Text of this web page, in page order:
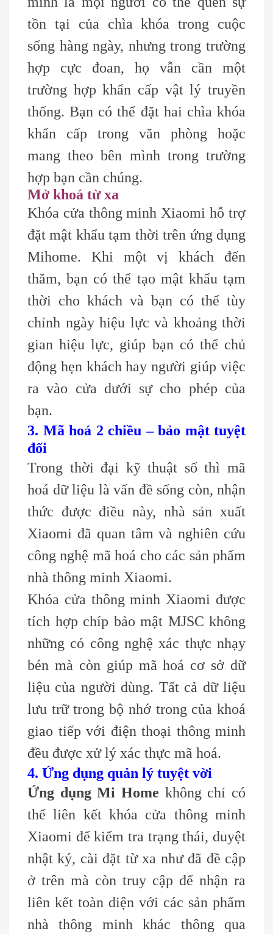
tồn tại của chìa khóa trong cuộc
sống hàng ngày, nhưng trong trường
hợp cực đoan, họ vẫn cần một
trường hợp khẩn cấp vật lý truyền
thống. Bạn có thể đặt hai chìa khóa
khẩn cấp trong văn phòng hoặc
mang theo bên mình trong trường
hợp bạn cần chúng.
Mở khoá từ xa
Khóa cửa thông minh Xiaomi hỗ trợ
đặt mật khẩu tạm thời trên ứng dụng
Mihome. Khi một vị khách đến
thăm, bạn có thể tạo mật khẩu tạm
thời cho khách và bạn có thể tùy
chỉnh ngày hiệu lực và khoảng thời
gian hiệu lực, giúp bạn có thể chủ
động hẹn khách hay người giúp việc
ra vào cửa dưới sự cho phép của
bạn.
3. Mã hoá 2 chiều – bảo mật tuyệt
đối
Trong thời đại kỹ thuật số thì mã
hoá dữ liệu là vấn đề sống còn, nhận
thức được điều này, nhà sản xuất
Xiaomi đã quan tâm và nghiên cứu
công nghệ mã hoá cho các sản phẩm
nhà thông minh Xiaomi.
Khóa cửa thông minh Xiaomi được
tích hợp chíp bảo mật MJSC không
những có công nghệ xác thực nhạy
bén mà còn giúp mã hoá cơ sở dữ
liệu của người dùng. Tất cả dữ liệu
lưu trữ trong bộ nhớ trong của khoá
giao tiếp với điện thoại thông minh
đều được xử lý xác thực mã hoá.
4. Ứng dụng quản lý tuyệt vời
Ứng dụng Mi Home không chỉ có
thể liên kết khóa cửa thông minh
Xiaomi để kiểm tra trạng thái, duyệt
nhật ký, cài đặt từ xa như đã đề cập
ở trên mà còn truy cập để nhận ra
liên kết toàn diện với các sản phẩm
nhà thông minh khác thông qua